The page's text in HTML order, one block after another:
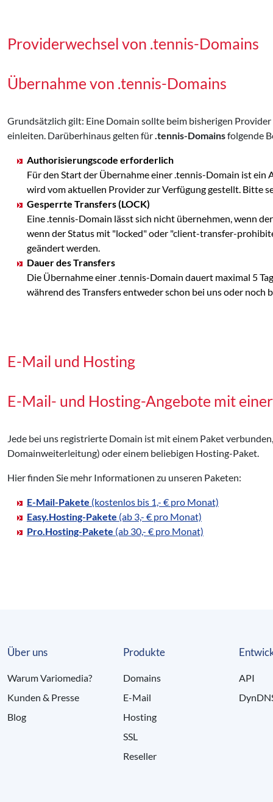
Providerwechsel von .tennis-Domains
Übernahme von .tennis-Domains
Grundsätzlich gilt: Eine Domain sollte beim bisherigen
einleiten. Darüberhinaus gelten für .tennis-Domainsfolgende
Authorisierungscode erforderlich
Für den Start der Übernahme einer .tennis-Domain ist
wird vom aktuellen Provider zur Verfügung gestellt. Bitte
Gesperrte Transfers (LOCK)
Eine .tennis-Domain lässt sich nicht übernehmen, wenn
wenn der Status mit "locked" oder "client-transfer-
geändert werden.
Dauer des Transfers
Die Übernahme einer .tennis-Domain dauert maximal 5
während des Transfers entweder schon bei uns oder noch
E-Mail und Hosting
E-Mail- und Hosting-Angebote mit
Jede bei uns registrierte Domain ist mit einem Paket
Domainweiterleitung) oder einem beliebigen Hosting-Paket.
Hier finden Sie mehr Informationen zu unseren Paketen:
E-Mail-Pakete (kostenlos bis 1,- € pro Monat)
Easy.Hosting-Pakete (ab 3,- € pro Monat)
Pro.Hosting-Pakete (ab 30,- € pro Monat)
Über uns
Warum Variomedia?
Kunden & Presse
Blog
Produkte
Domains
E-Mail
Hosting
SSL
Reseller
API